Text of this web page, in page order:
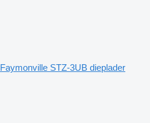
Faymonville STZ-3UB dieplader